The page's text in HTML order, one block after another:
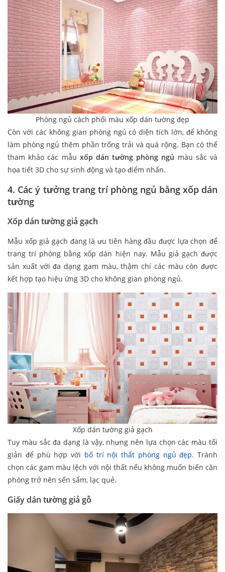
Phòng ngủ cách phối màu xốp dán tường đẹp
Còn với các không gian phòng ngủ có diện tích lớn, để không
làm phòng ngủ thêm phần trống trải và quá rộng. Bạn có thể
tham khảo các mẫu xốp dán tường phòng ngủ màu sắc và
họa tiết 3D cho sự sinh động và tạo điểm nhấn.
4. Các ý tưởng trang trí phòng ngủ bằng xốp dán
tường
Xốp dán tường giả gạch
Mẫu xốp giả gạch đang là ưu tiên hàng đầu được lựa chọn để
trang trí phòng bằng xốp dán hiện nay. Mẫu giả gạch được
sản xuất với đa dạng gam màu, thậm chí các màu còn được
kết hợp tạo hiệu ứng 3D cho không gian phòng ngủ.
Xốp dán tường giả gạch
Tuy màu sắc đa dạng là vậy, nhưng nên lựa chọn các màu tối
giản để phù hợp với bố trí nội thất phòng ngủ đẹp. Tránh
chọn các gam màu lệch với nội thất nếu không muốn biến căn
phòng trở nên sến sẩm, lạc quẻ.
Giấy dán tường giả gỗ